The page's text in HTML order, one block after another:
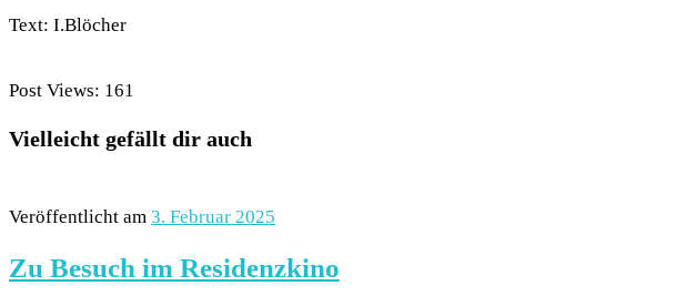
Text: I.Blöcher
Post Views: 161
Vielleicht gefällt dir auch
Veröffentlicht am 3. Februar 2025
Zu Besuch im Residenzkino